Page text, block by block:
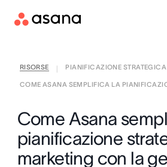
RISORSE PIANIFICAZIONE STRATEGICA
COME ASANA SEMPLIFICA LA
Come Asana
pianificazione
marketing con la